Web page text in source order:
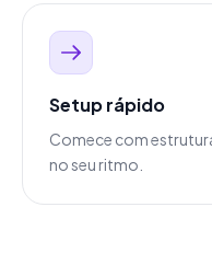
Setup rápido
Comece com
no seu ritmo.